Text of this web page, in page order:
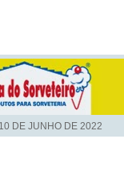
10 DE JUNHO DE 2022